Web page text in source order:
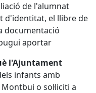
de l'alumnat
d'identitat, el llibre de
documentació
aportar
l'Ajuntament
infants amb
o sol·liciti a